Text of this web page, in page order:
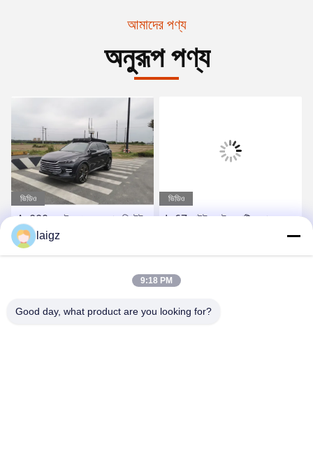
আমাদের পণ্য
অনুরূপ পণ্য
ভিডিও
Ac220v রেইন প্রুফ ড্রোন ডিটেক্টর
ছোট আকারের
ভিডিও
Ip67 লাইটওয়েট অ্যান্টি ড্রোন
laigz
9:18 PM
Good day, what product are you looking for?